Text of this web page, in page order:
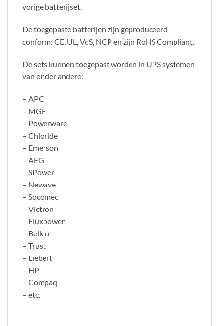
vorige batterijset.
De toegepaste batterijen zijn geproduceerd
conform: CE, UL, VdS, NCP en zijn RoHS Compliant.
De sets kunnen toegepast worden in UPS systemen
van onder andere:
– APC
– MGE
– Powerware
– Chloride
– Emerson
– AEG
– SPower
– Newave
– Socomec
– Victron
– Fluxpower
– Belkin
– Trust
– Liebert
– HP
– Compaq
– etc.